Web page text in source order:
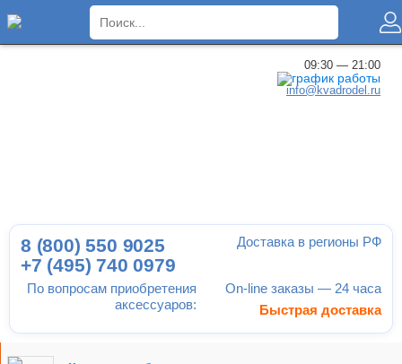
09:30 — 21:00
info@kvadrodel.ru
По вопросам приобретения
аксессуаров:
8 (800) 550 9025
+7 (495) 740 0979
Доставка в регионы РФ
On-line заказы — 24 часа
Быстрая доставка
×